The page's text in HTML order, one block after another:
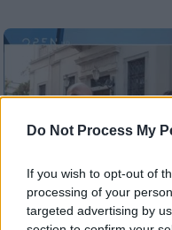
Do Not Process My
If you wish to opt-out of
processing of your
targeted advertising by